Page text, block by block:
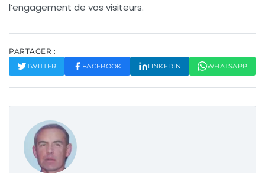
l’engagement de vos visiteurs.
PARTAGER :
TWITTER FACEBOOK LINKEDIN WHATSAPP